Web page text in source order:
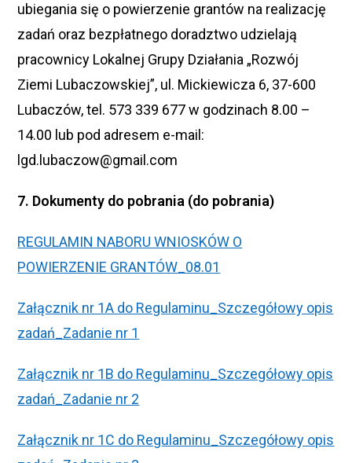
ubiegania się o powierzenie grantów na realizację
zadań oraz bezpłatnego doradztwo udzielają
pracownicy Lokalnej Grupy Działania „Rozwój
Ziemi Lubaczowskiej”, ul. Mickiewicza 6, 37-600
Lubaczów, tel. 573 339 677 w godzinach 8.00 –
14.00 lub pod adresem e-mail:
lgd.lubaczow@gmail.com
7. Dokumenty do pobrania (do pobrania)
REGULAMIN NABORU WNIOSKÓW O
POWIERZENIE GRANTÓW_08.01
Załącznik nr 1A do Regulaminu_Szczegółowy opis
zadań_Zadanie nr 1
Załącznik nr 1B do Regulaminu_Szczegółowy opis
zadań_Zadanie nr 2
Załącznik nr 1C do Regulaminu_Szczegółowy opis